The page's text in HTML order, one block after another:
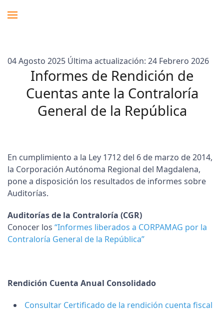
04 Agosto 2025 Última actualización: 24 Febrero 2026
Informes de Rendición de
Cuentas ante la Contraloría
General de la República
En cumplimiento a la Ley 1712 del 6 de marzo de 2014,
la Corporación Autónoma Regional del Magdalena,
pone a disposición los resultados de informes sobre
Auditorías.
Auditorías de la Contraloría (CGR)
Conocer los “Informes liberados a CORPAMAG por la
Contraloría General de la República”
Rendición Cuenta Anual Consolidado
Consultar Certificado de la rendición cuenta fiscal